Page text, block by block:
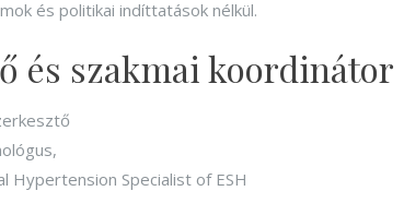
és politikai indíttatások nélkül.
és szakmai koordinátor
Hypertension Specialist of ESH